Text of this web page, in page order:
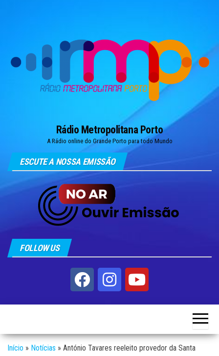
Rádio Metropolitana Porto
A Rádio online do Grande Porto para todo Mundo
ESCUTE A NOSSA EMISSÃO
FOLLOW US
Início » Notícias » António Tavares reeleito provedor da Santa